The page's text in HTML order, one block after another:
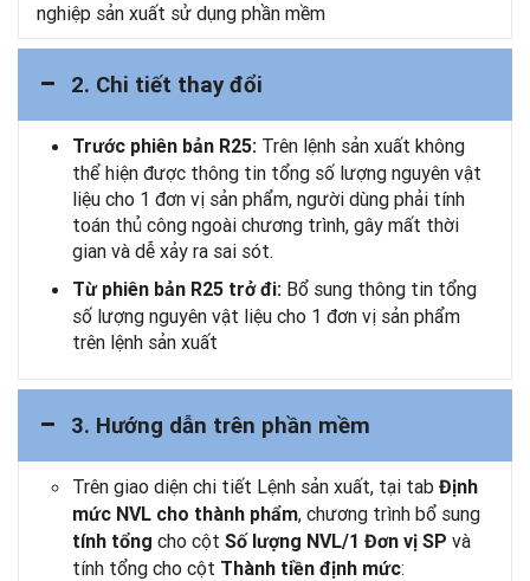
nghiệp sản xuất sử dụng phần mềm
2. Chi tiết thay đổi
Trước phiên bản R25: Trên lệnh sản xuất không
thể hiện được thông tin tổng số lượng nguyên vật
liệu cho 1 đơn vị sản phẩm, người dùng phải tính
toán thủ công ngoài chương trình, gây mất thời
gian và dễ xảy ra sai sót.
Từ phiên bản R25 trở đi: Bổ sung thông tin tổng
số lượng nguyên vật liệu cho 1 đơn vị sản phẩm
trên lệnh sản xuất
3. Hướng dẫn trên phần mềm
Trên giao diện chi tiết Lệnh sản xuất, tại tab Định
mức NVL cho thành phẩm, chương trình bổ sung
tính tổng cho cột Số lượng NVL/1 Đơn vị SP và
tính tổng cho cột Thành tiền định mức: